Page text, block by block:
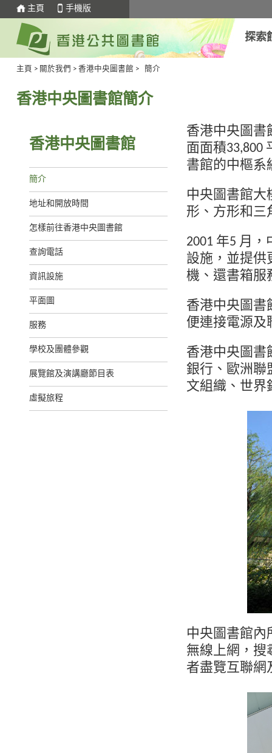
主頁 手機版
探索
主頁 > 關於我們 > 香港中央圖書館 > 簡介
香港中央圖書館簡介
香港中央圖書館
簡介
地址和開放時間
怎樣前往香港中央圖書館
查詢電話
資訊設施
平面圖
服務
學校及團體參觀
展覽館及演講廳節目表
虛擬旅程
香港中央圖書
面面積33,800
書館的中樞系
中央圖書館大
形、方形和三
2001 年5 月
設施，並提供
機、還書箱服
香港中央圖書
便連接電源及
香港中央圖書
銀行、歐洲聯
文組織、世界
中央圖書館內
無線上網，搜
者盡覽互聯網